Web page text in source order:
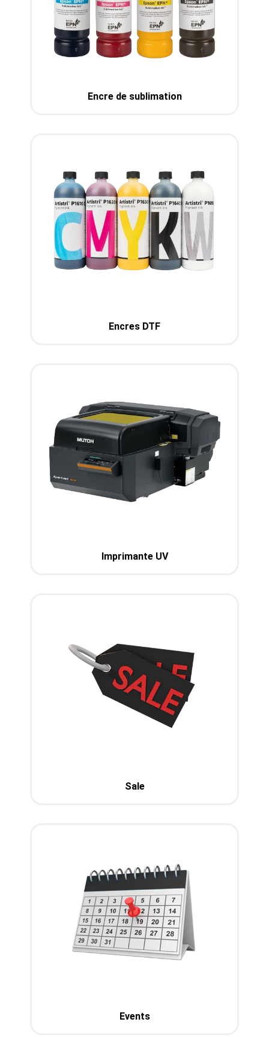
Encre de sublimation
Encres DTF
Imprimante UV
Sale
Events